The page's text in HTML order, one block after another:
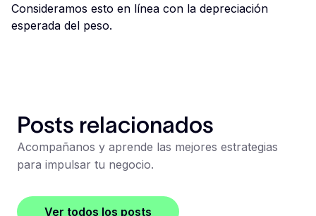
Consideramos esto en línea con la depreciación
esperada del peso.
Posts relacionados
Acompañanos y aprende las mejores estrategias
para impulsar tu negocio.
Ver todos los posts